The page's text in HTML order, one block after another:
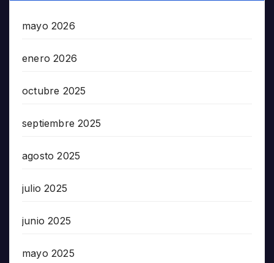
mayo 2026
enero 2026
octubre 2025
septiembre 2025
agosto 2025
julio 2025
junio 2025
mayo 2025